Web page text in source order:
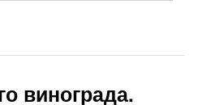
винограда.